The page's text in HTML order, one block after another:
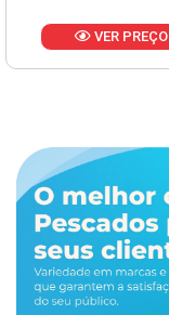
VER PREÇO